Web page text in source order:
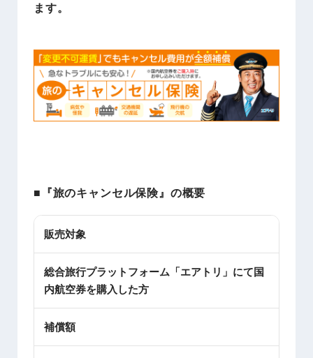
ます。
■『旅のキャンセル保険』の概要
販売対象
総合旅行プラットフォーム「エアトリ」にて国
内航空券を購入した方
補償額